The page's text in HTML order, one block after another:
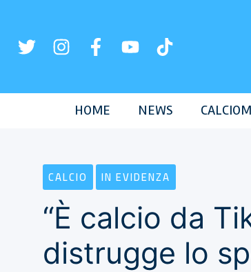
contenuto
HOME NEWS
CALCIO IN EVIDENZA
“È calcio da
distrugge lo